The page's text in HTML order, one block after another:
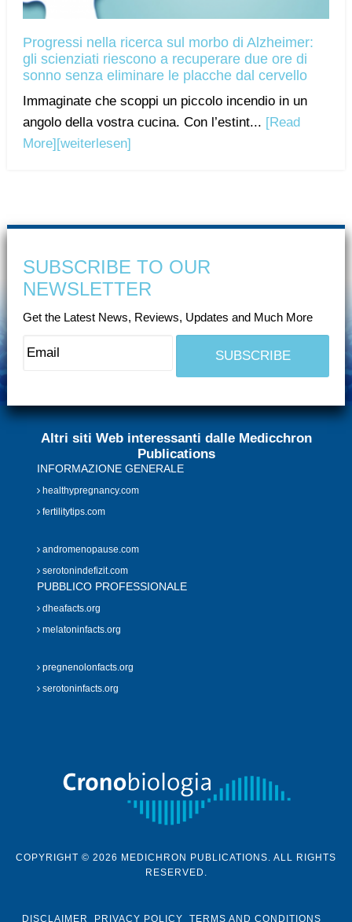
Progressi nella ricerca sul morbo di Alzheimer:
gli scienziati riescono a recuperare due ore di
sonno senza eliminare le placche dal cervello
Immaginate che scoppi un piccolo incendio in un
angolo della vostra cucina. Con l’estint... [Read
More] [weiterlesen]
SUBSCRIBE TO OUR
NEWSLETTER
Get the Latest News, Reviews, Updates and Much More
Altri siti Web interessanti dalle Medicchron
Publications
INFORMAZIONE GENERALE
healthypregnancy.com
fertilitytips.com
andromenopause.com
serotonindefizit.com
PUBBLICO PROFESSIONALE
dheafacts.org
melatoninfacts.org
pregnenolonfacts.org
serotoninfacts.org
COPYRIGHT © 2026 MEDICHRON PUBLICATIONS. ALL RIGHTS
RESERVED.
DISCLAIMER PRIVACY POLICY TERMS AND CONDITIONS